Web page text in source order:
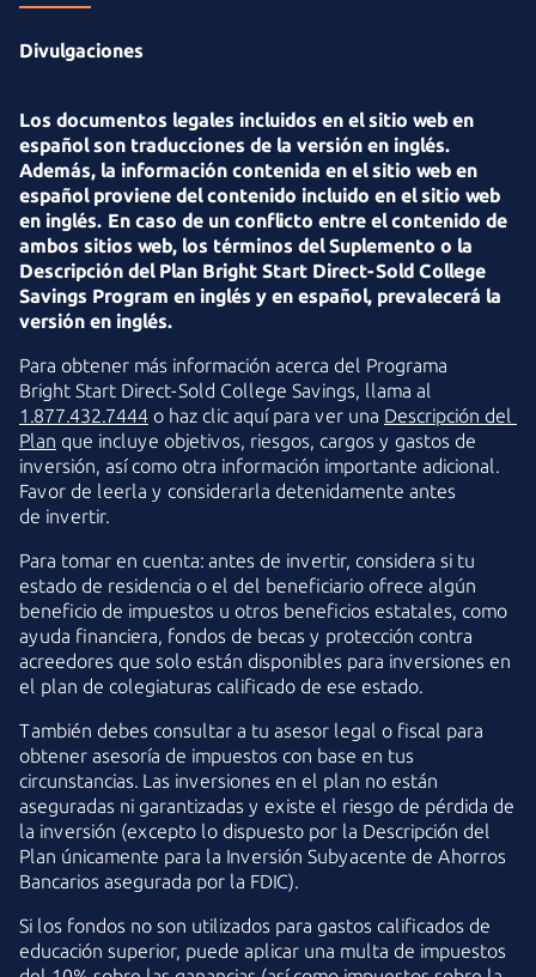
Divulgaciones
Los documentos legales incluidos en el sitio web en
español son traducciones de la versión en inglés.
Además, la información contenida en el sitio web en
español proviene del contenido incluido en el sitio web
en inglés. En caso de un conflicto entre el contenido de
ambos sitios web, los términos del Suplemento o la
Descripción del Plan Bright Start Direct-Sold College
Savings Program en inglés y en español, prevalecerá la
versión en inglés.
Para obtener más información acerca del Programa
Bright Start Direct-Sold College Savings, llama al
1.877.432.7444 o haz clic aquí para ver una Descripción del
Plan que incluye objetivos, riesgos, cargos y gastos de
inversión, así como otra información importante adicional.
Favor de leerla y considerarla detenidamente antes
de invertir.
Para tomar en cuenta: antes de invertir, considera si tu
estado de residencia o el del beneficiario ofrece algún
beneficio de impuestos u otros beneficios estatales, como
ayuda financiera, fondos de becas y protección contra
acreedores que solo están disponibles para inversiones en
el plan de colegiaturas calificado de ese estado.
También debes consultar a tu asesor legal o fiscal para
obtener asesoría de impuestos con base en tus
circunstancias. Las inversiones en el plan no están
aseguradas ni garantizadas y existe el riesgo de pérdida de
la inversión (excepto lo dispuesto por la Descripción del
Plan únicamente para la Inversión Subyacente de Ahorros
Bancarios asegurada por la FDIC).
Si los fondos no son utilizados para gastos calificados de
educación superior, puede aplicar una multa de impuestos